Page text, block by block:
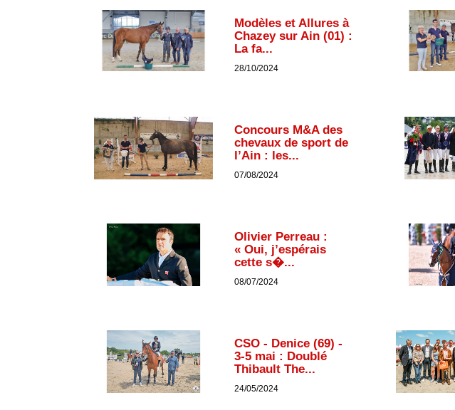
Modèles et Allures à
Chazey sur Ain (01) :
La fa...
28/10/2024
Concours M&A des
chevaux de sport de
l’Ain : les...
07/08/2024
Olivier Perreau :
« Oui, j’espérais
cette s�...
08/07/2024
CSO - Denice (69) -
3-5 mai : Doublé
Thibault The...
24/05/2024